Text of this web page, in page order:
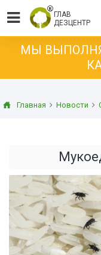
ГЛАВ
ДЕЗЦЕНТР
МЫ
Главная Новости